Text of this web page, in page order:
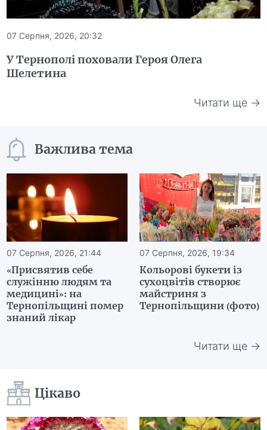
07 Серпня, 2026, 20:32
У Тернополі поховали Героя Олега
Шелетина
Читати ще →
Важлива тема
07 Серпня, 2026, 21:44
«Присвятив себе
служінню людям та
медицині»: на
Тернопільщині помер
знаний лікар
07 Серпня, 2026, 19:34
Кольорові букети із
сухоцвітів створює
майстриня з
Тернопільщини (фото)
Читати ще →
Цікаво